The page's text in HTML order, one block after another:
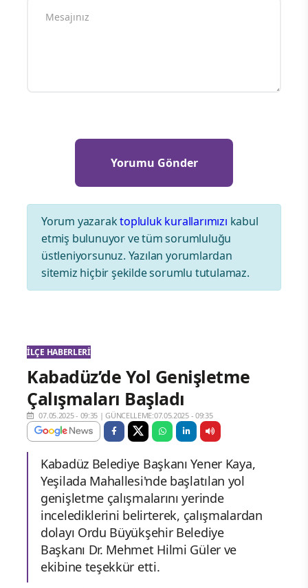
Yorum yazaraktopluluk kurallarımızı kabul
etmiş bulunuyor ve tüm sorumluluğu
üstleniyorsunuz. Yazılan yorumlardan
sitemiz hiçbir şekilde sorumlu tutulamaz.
İLÇE HABERLERI
Kabadüz’de Yol Genişletme
Çalışmaları Başladı
07.05.2025 - 09:35 |GÜNCELLEME:07.05.2025 - 09:35
Kabadüz Belediye Başkanı Yener Kaya,
Yeşilada Mahallesi'nde başlatılan yol
genişletme çalışmalarını yerinde
incelediklerini belirterek, çalışmalardan
dolayı Ordu Büyükşehir Belediye
Başkanı Dr. Mehmet Hilmi Güler ve
ekibine teşekkür etti.